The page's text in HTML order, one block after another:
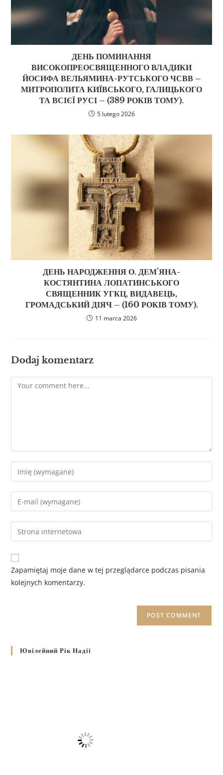
ДЕНЬ ПОМИНАННЯ
ВИСОКОПРЕОСВЯЩЕННОГО ВЛАДИКИ
ЙОСИФА ВЕЛЬЯМИНА-РУТСЬКОГО ЧСВВ –
МИТРОПОЛИТА КИЇВСЬКОГО, ГАЛИЦЬКОГО
ТА ВСІЄЇ РУСІ – (389 РОКІВ ТОМУ).
5 lutego 2026
ДЕНЬ НАРОДЖЕННЯ О. ДЕМ’ЯНА-
КОСТЯНТИНА ЛОПАТИНСЬКОГО
СВЯЩЕННИК УГКЦ, ВИДАВЕЦЬ,
ГРОМАДСЬКИЙ ДІЯЧ – (160 РОКІВ ТОМУ).
11 marca 2026
Dodaj komentarz
Zapamiętaj moje dane w tej przeglądarce podczas pisania
kolejnych komentarzy.
Ювілейний Рік Надії